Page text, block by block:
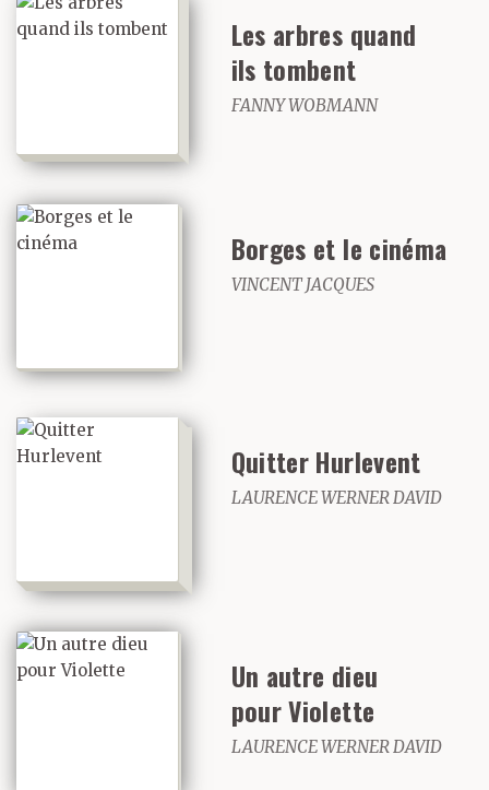
Les arbres quand
ils tombent
FANNY WOBMANN
Borges et le cinéma
VINCENT JACQUES
Quitter Hurlevent
LAURENCE WERNER DAVID
Un autre dieu
pour Violette
LAURENCE WERNER DAVID